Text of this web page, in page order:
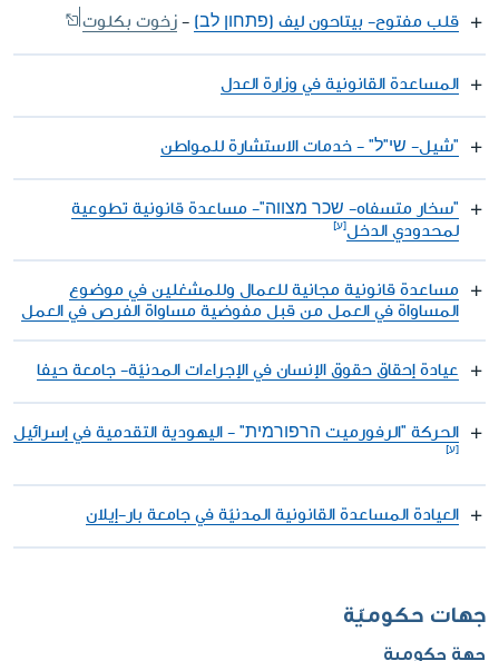
قلب مفتوح- بيتاحون ليف (פתחון לב) - زخوت بكلوت
المساعدة القانونية في وزارة العدل
"شيل- שי"ל" - خدمات الاستشارة للمواطن
"سخار متسفاه- שכר מצווה"- مساعدة قانونية تطوعية
لمحدودي الدخل
مساعدة قانونية مجانية للعمال وللمشغلين في موضوع
المساواة في العمل من قبل مفوضية مساواة الفرص في العمل
عيادة إحقاق حقوق الإنسان في الإجراءات المدنيّة- جامعة حيفا
الحركة "الرفورميت הרפורמית" - اليهودية التقدمية في إسرائيل
العيادة المساعدة القانونية المدنيّة في جامعة بار-إيلان
جهات حكوميّة
جهة حكومية